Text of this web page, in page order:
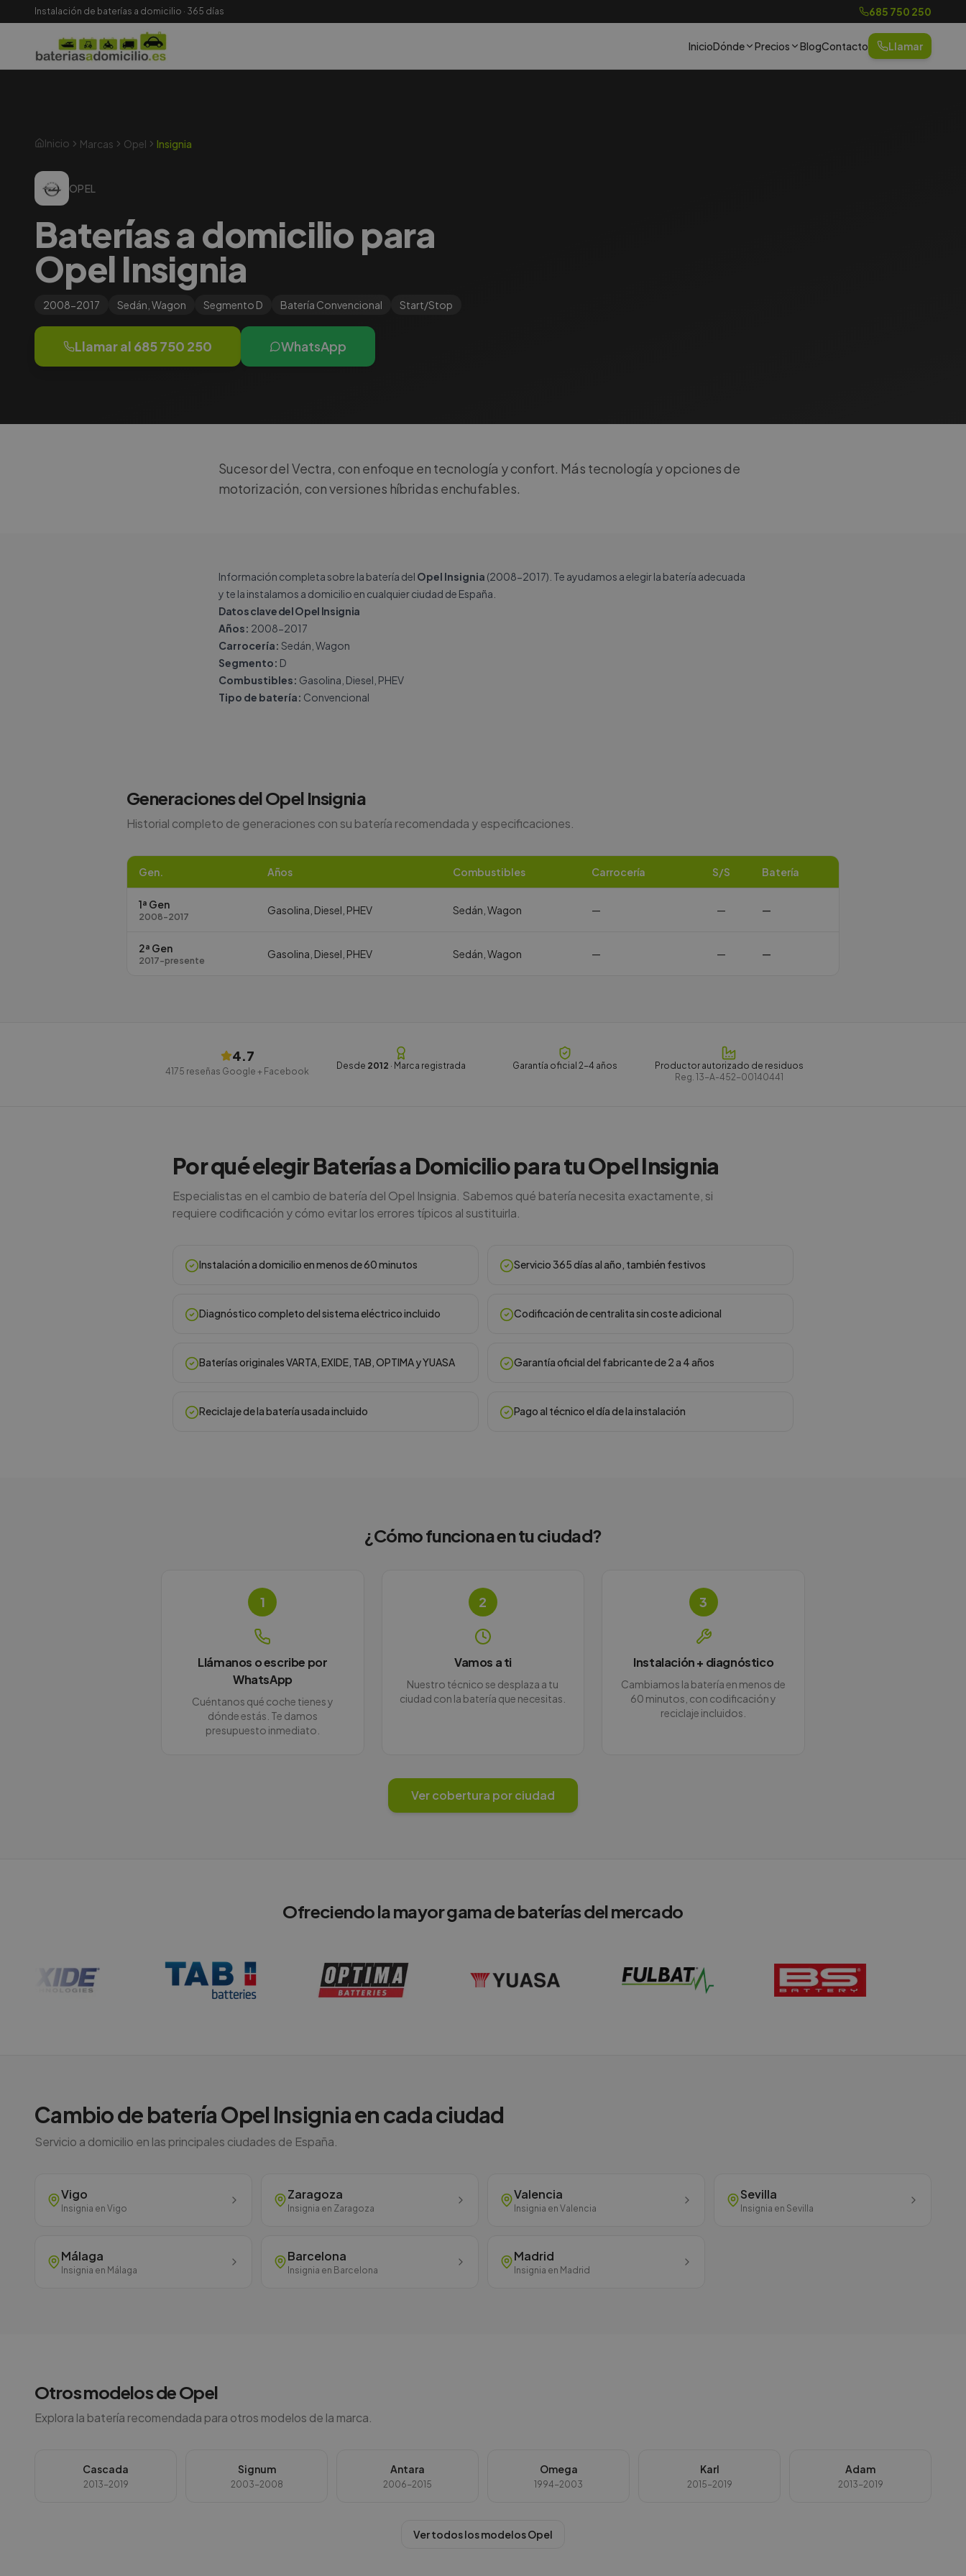
Instalación de baterías a domicilio · 365 días 685 750 250
InicioDónde Precios BlogContacto Llamar
Inicio Marcas Opel Insignia
OPEL
Baterías a domicilio para
Opel Insignia
2008-2017 Sedán, Wagon Segmento D Batería Convencional Start/Stop
Llamar al 685 750 250 WhatsApp
Sucesor del Vectra, con enfoque en tecnología y confort. Más tecnología y opciones de
motorización, con versiones híbridas enchufables.
Información completa sobre la batería del Opel Insignia (2008-2017). Te ayudamos a elegir la batería adecuada
y te la instalamos a domicilio en cualquier ciudad de España.
Datos clave del Opel Insignia
Años: 2008-2017
Carrocería: Sedán, Wagon
Segmento: D
Combustibles: Gasolina, Diesel, PHEV
Tipo de batería: Convencional
Generaciones delOpel Insignia
Historial completo de generaciones con su batería recomendada y especificaciones.
Gen. Años Combustibles Carrocería S/S Batería
1ª Gen
2008-2017
Gasolina, Diesel, PHEV Sedán, Wagon — — —
2ª Gen
2017-presente
Gasolina, Diesel, PHEV Sedán, Wagon — — —
4.7
4175 reseñas Google + Facebook
Desde 2012 · Marca registrada Garantía oficial 2-4 años
Productor autorizado de residuos
Reg. 13-A-452-00140441
Por qué elegir Baterías a Domicilio para tu Opel Insignia
Especialistas en el cambio de batería del Opel Insignia. Sabemos qué batería necesita exactamente, si
requiere codificación y cómo evitar los errores típicos al sustituirla.
Instalación a domicilio en menos de 60 minutos Servicio 365 días al año, también festivos
Diagnóstico completo del sistema eléctrico incluido Codificación de centralita sin coste adicional
Baterías originales VARTA, EXIDE, TAB, OPTIMA y YUASA Garantía oficial del fabricante de 2 a 4 años
Reciclaje de la batería usada incluido Pago al técnico el día de la instalación
¿Cómo funciona entu ciudad?
1
Llámanos o escribe por
WhatsApp
Cuéntanos qué coche tienes y
dónde estás. Te damos
presupuesto inmediato.
2
Vamos a ti
Nuestro técnico se desplaza a tu
ciudad con la batería que necesitas.
3
Instalación + diagnóstico
Cambiamos la batería en menos de
60 minutos, con codificación y
reciclaje incluidos.
Ver cobertura por ciudad
Ofreciendo la mayor gama de baterías del mercado
Cambio de bateríaOpel Insigniaen cada ciudad
Servicio a domicilio en las principales ciudades de España.
Vigo
Insignia en Vigo
Zaragoza
Insignia en Zaragoza
Valencia
Insignia en Valencia
Sevilla
Insignia en Sevilla
Málaga
Insignia en Málaga
Barcelona
Insignia en Barcelona
Madrid
Insignia en Madrid
Otros modelos deOpel
Explora la batería recomendada para otros modelos de la marca.
Cascada
2013-2019
Signum
2003-2008
Antara
2006-2015
Omega
1994-2003
Karl
2015-2019
Adam
2013-2019
Ver todos los modelosOpel